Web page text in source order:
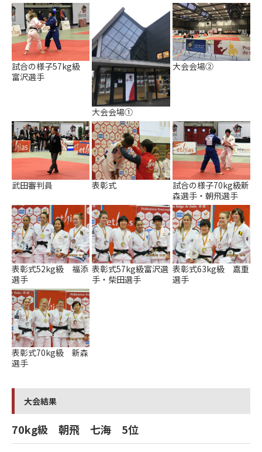
試合の様子57kg級
富沢選手
大会会場①
大会会場②
武田審判員 表彰式
試合の様子70kg級新
森選手・朝飛選手
表彰式52kg級 福添
選手
表彰式57kg級富沢選
手・柴田選手
表彰式63kg級 嘉重
選手
表彰式70kg級 新森
選手
大会結果
70kg級 朝飛 七海 5位